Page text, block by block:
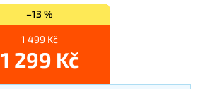
1 499 Kč
–13 %
1 299 Kč